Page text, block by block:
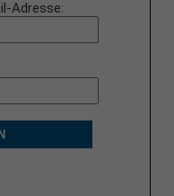
Adresse